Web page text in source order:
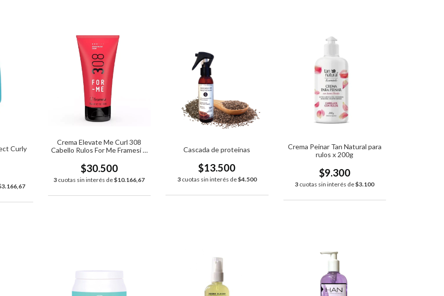
Curly
Crema Elevate Me Curl 308
Cabello Rulos For Me Framesi X
$30.500
3 cuotas sin interés de$10.166,67
Cascada de proteínas
$13.500
3 cuotas sin interés de$4.500
Crema Peinar Tan Natural para
rulos x 200g
$9.300
3 cuotas sin interés de$3.100